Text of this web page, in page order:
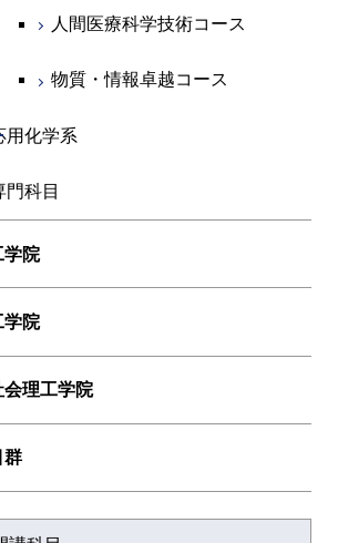
人間医療科学技術コース
原子核工学コース
人間医療科学技術コース
物質・情報卓越コース
超スマート社会卓越コース
人間医療科学技術コース
超スマート社会卓越コース
人間医療科学技術コース
物質・情報卓越コース
用化学系
閉
応用化学コース
ライフエンジニアリングコ
ース
門科目
学院
理・計算科学系
閉
知能情報コース
情報工学コース
門科目
学院
命理工学系
閉
ライフエンジニアリングコ
ース
会理工学院
築学系
閉
群
系教養科目
る